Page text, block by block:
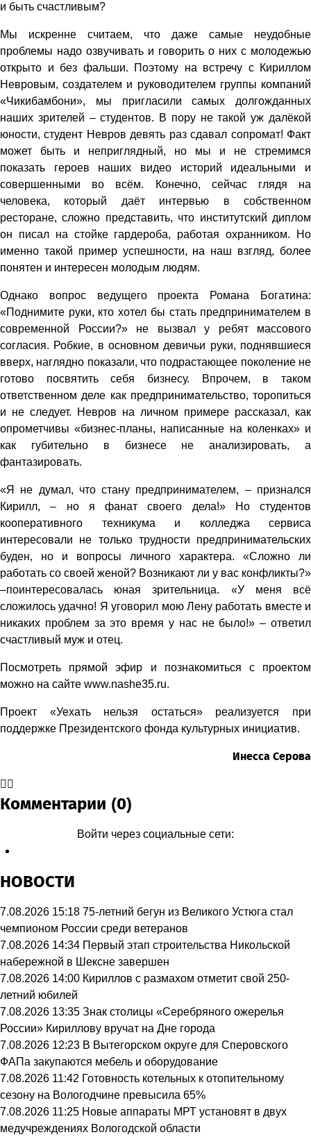
и быть счастливым?
Мы искренне считаем, что даже самые неудобные
проблемы надо озвучивать и говорить о них с молодежью
открыто и без фальши. Поэтому на встречу с Кириллом
Невровым, создателем и руководителем группы компаний
«Чикибамбони», мы пригласили самых долгожданных
наших зрителей – студентов. В пору не такой уж далёкой
юности, студент Невров девять раз сдавал сопромат! Факт
может быть и неприглядный, но мы и не стремимся
показать героев наших видео историй идеальными и
совершенными во всём. Конечно, сейчас глядя на
человека, который даёт интервью в собственном
ресторане, сложно представить, что институтский диплом
он писал на стойке гардероба, работая охранником. Но
именно такой пример успешности, на наш взгляд, более
понятен и интересен молодым людям.
Однако вопрос ведущего проекта Романа Богатина:
«Поднимите руки, кто хотел бы стать предпринимателем в
современной России?» не вызвал у ребят массового
согласия. Робкие, в основном девичьи руки, поднявшиеся
вверх, наглядно показали, что подрастающее поколение не
готово посвятить себя бизнесу. Впрочем, в таком
ответственном деле как предпринимательство, торопиться
и не следует. Невров на личном примере рассказал, как
опрометчивы «бизнес-планы, написанные на коленках» и
как губительно в бизнесе не анализировать, а
фантазировать.
«Я не думал, что стану предпринимателем, – признался
Кирилл, – но я фанат своего дела!» Но студентов
кооперативного техникума и колледжа сервиса
интересовали не только трудности предпринимательских
буден, но и вопросы личного характера. «Сложно ли
работать со своей женой? Возникают ли у вас конфликты?»
–поинтересовалась юная зрительница. «У меня всё
сложилось удачно! Я уговорил мою Лену работать вместе и
никаких проблем за это время у нас не было!» – ответил
счастливый муж и отец.
Посмотреть прямой эфир и познакомиться с проектом
можно на сайте www.nashe35.ru.
Проект «Уехать нельзя остаться» реализуется при
поддержке Президентского фонда культурных инициатив.
Инесса Серова
Комментарии (0)
Войти через социальные сети:
НОВОСТИ
7.08.2026 15:18 75-летний бегун из Великого Устюга стал
чемпионом России среди ветеранов
7.08.2026 14:34 Первый этап строительства Никольской
набережной в Шексне завершен
7.08.2026 14:00 Кириллов с размахом отметит свой 250-
летний юбилей
7.08.2026 13:35 Знак столицы «Серебряного ожерелья
России» Кириллову вручат на Дне города
7.08.2026 12:23 В Вытегорском округе для Сперовского
ФАПа закупаются мебель и оборудование
7.08.2026 11:42 Готовность котельных к отопительному
сезону на Вологодчине превысила 65%
7.08.2026 11:25 Новые аппараты МРТ установят в двух
медучреждениях Вологодской области